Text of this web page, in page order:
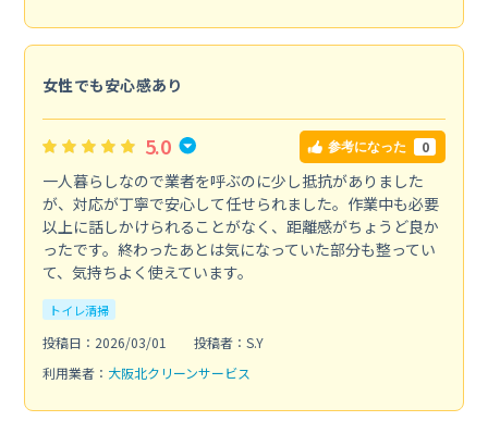
女性でも安心感あり
5.0 参考になった 0
一人暮らしなので業者を呼ぶのに少し抵抗がありました
が、対応が丁寧で安心して任せられました。作業中も必要
以上に話しかけられることがなく、距離感がちょうど良か
ったです。終わったあとは気になっていた部分も整ってい
て、気持ちよく使えています。
トイレ清掃
投稿日：2026/03/01
投稿者：S.Y
利用業者： 大阪北クリーンサービス